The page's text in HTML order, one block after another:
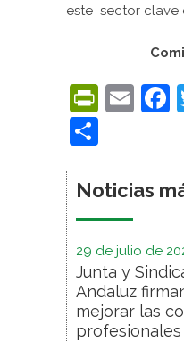
este sector clave
Noticias
29 de julio de
Junta y
Andaluz
mejorar las
profesionales